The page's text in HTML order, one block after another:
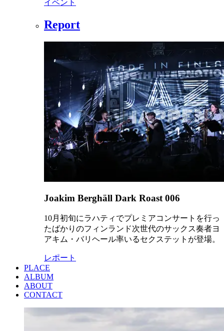
イベント
Report
Joakim Berghäll Dark Roast 006
10月初旬にラハティでプレミアコンサートを行っ
たばかりのフィンランド次世代のサックス奏者ヨ
アキム・バリヘール率いるセクステットが登場。
レポート
PLACE
ALBUM
ABOUT
CONTACT